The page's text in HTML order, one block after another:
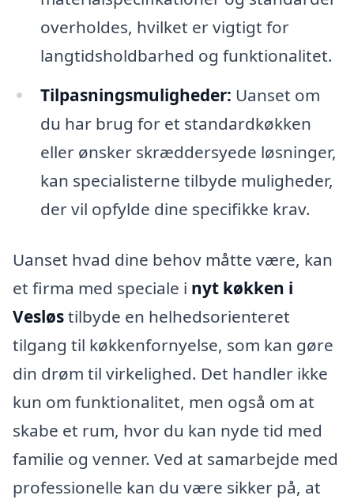
overholdes, hvilket er vigtigt for
langtidsholdbarhed og funktionalitet.
Tilpasningsmuligheder: Uanset om
du har brug for et standardkøkken
eller ønsker skræddersyede løsninger,
kan specialisterne tilbyde muligheder,
der vil opfylde dine specifikke krav.
Uanset hvad dine behov måtte være, kan
et firma med speciale i nyt køkken i
Vesløstilbyde en helhedsorienteret
tilgang til køkkenfornyelse, som kan gøre
din drøm til virkelighed. Det handler ikke
kun om funktionalitet, men også om at
skabe et rum, hvor du kan nyde tid med
familie og venner. Ved at samarbejde med
professionelle kan du være sikker på, at